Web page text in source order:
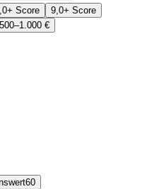
Score
9,0+ Score
500–1.000 €
60